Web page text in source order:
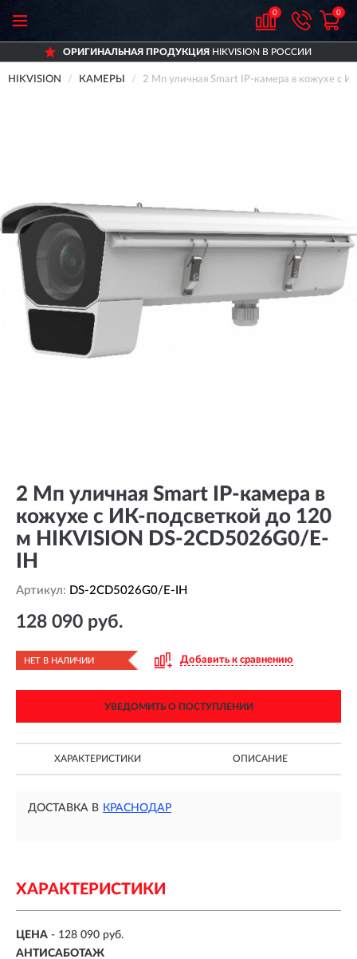
0 0
ОРИГИНАЛЬНАЯ ПРОДУКЦИЯ HIKVISION В РОССИИ
HIKVISION КАМЕРЫ 2 Мп уличная Smart IP-камера в кожухе с
2 Мп уличная Smart IP-камера в
кожухе с ИК-подсветкой до 120
м HIKVISION DS-2CD5026G0/E-
IH
Артикул: DS-2CD5026G0/E-IH
128 090 руб.
НЕТ В НАЛИЧИИ Добавить к сравнению
УВЕДОМИТЬ О ПОСТУПЛЕНИИ
ХАРАКТЕРИСТИКИ ОПИСАНИЕ
ДОСТАВКА В КРАСНОДАР
ХАРАКТЕРИСТИКИ
ЦЕНА - 128 090 руб.
АНТИСАБОТАЖ